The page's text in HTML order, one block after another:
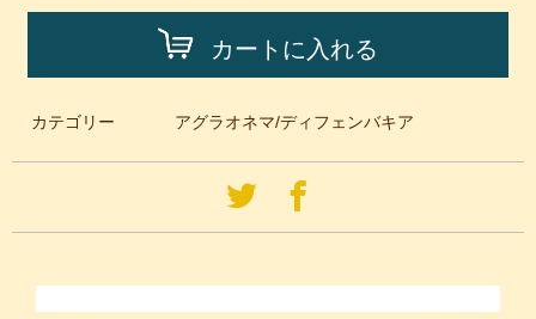
カートに入れる
カテゴリー アグラオネマ/ディフェンバキア